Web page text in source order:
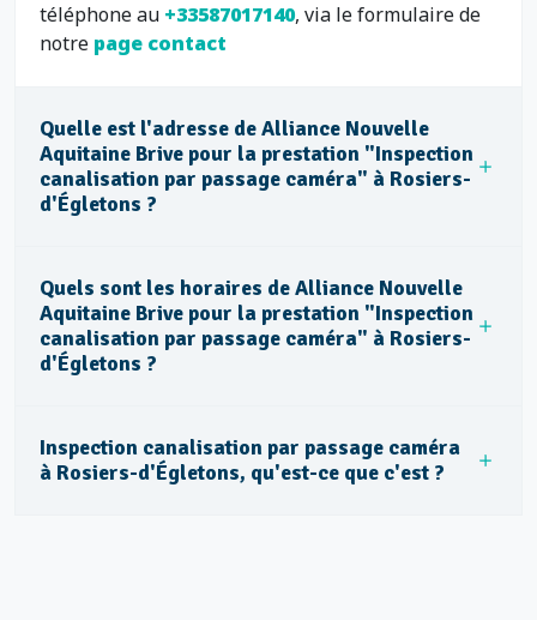
téléphone au +33587017140, via le formulaire de
notre page contact
Quelle est l'adresse de Alliance Nouvelle
Aquitaine Brive pour la prestation "Inspection
canalisation par passage caméra" à Rosiers-
d'Égletons ?
Quels sont les horaires de Alliance Nouvelle
Aquitaine Brive pour la prestation "Inspection
canalisation par passage caméra" à Rosiers-
d'Égletons ?
Inspection canalisation par passage caméra
à Rosiers-d'Égletons, qu'est-ce que c'est ?